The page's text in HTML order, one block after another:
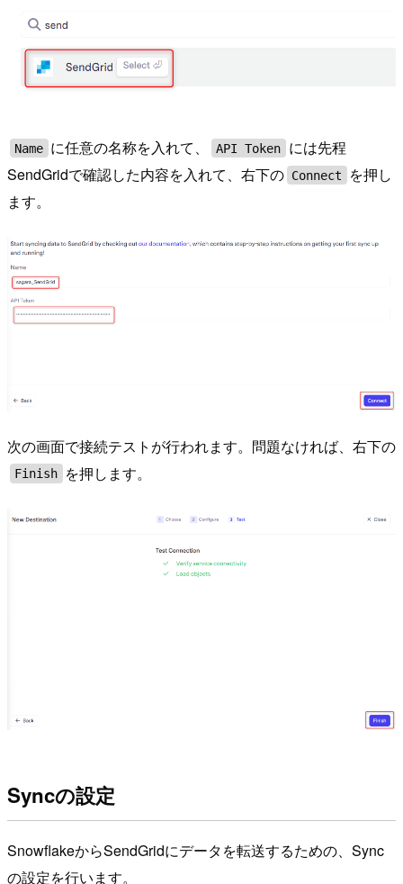
Name に任意の名称を入れて、 API Token
には先程
SendGridで確認した内容を入れて、右下の Connect
を押し
ます。
次の画面で接続テストが行われます。問題なければ、右下の
Finish を押します。
Syncの設定
SnowflakeからSendGridにデータを転送するための、Sync
の設定を行います。